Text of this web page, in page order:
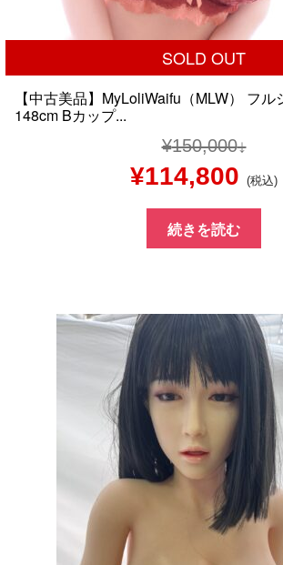
SOLD OUT
【中古美品】MyLoliWaifu（MLW） フ
148cm Bカップ...
¥150,000
元
の
価
は
¥150,000
で
し
た。
¥114,800 現
在
の
格
は
で
す。
(税込)
続きを読む